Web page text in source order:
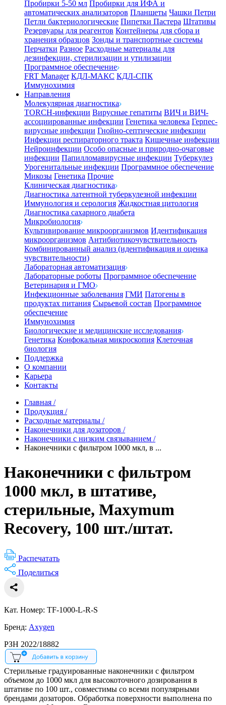
Пробирки 5-50 мл Пробирки для ИФА и
автоматических анализаторов Планшеты Чашки Петри
Петли бактериологические Пипетки Пастера Штативы
Резервуары для реагентов Контейнеры для сбора и
хранения образцов Зонды и транспортные системы
Перчатки Разное Расходные материалы для
дезинфекции, стерилизации и утилизации
Программное обеспечение
FRT Manager КДЛ-МАКС КДЛ-СПК
Иммунохимия
Направления
Молекулярная диагностика
TORCH-инфекции Вирусные гепатиты ВИЧ и ВИЧ-
ассоциированные инфекции Генетика человека Герпес-
вирусные инфекции Гнойно-септические инфекции
Инфекции респираторного тракта Кишечные инфекции
Нейроинфекции Особо опасные и природно-очаговые
инфекции Папилломавирусные инфекции Туберкулез
Урогенитальные инфекции Программное обеспечение
Микозы Генетика Прочие
Клиническая диагностика
Диагностика латентной туберкулезной инфекции
Иммунология и серология Жидкостная цитология
Диагностика сахарного диабета
Микробиология
Культивирование микроорганизмов Идентификация
микроорганизмов Антибиотикочувствительность
Комбинированный анализ (идентификация и оценка
чувствительности)
Лабораторная автоматизация
Лабораторные роботы Программное обеспечение
Ветеринария и ГМО
Инфекционные заболевания ГМИ Патогены в
продуктах питания Сырьевой состав Программное
обеспечение
Иммунохимия
Биологические и медицинские исследования
Генетика Конфокальная микроскопия Клеточная
биология
Поддержка
О компании
Карьера
Контакты
Главная /
Продукция /
Расходные материалы /
Наконечники для дозаторов /
Наконечники с низким связыванием /
Наконечники с фильтром 1000 мкл, в ...
Наконечники с фильтром
1000 мкл, в штативе,
стерильные, Maxymum
Recovery, 100 шт./штат.
Распечатать
Поделиться
Кат. Номер: TF-1000-L-R-S
Бренд: Axygen
РЗН 2022/18882
Стерильные градуированные наконечники с фильтром
объемом до 1000 мкл для высокоточного дозирования в
штативе по 100 шт., совместимы со всеми популярными
брендами дозаторов. Обработка поверхности выполнена по